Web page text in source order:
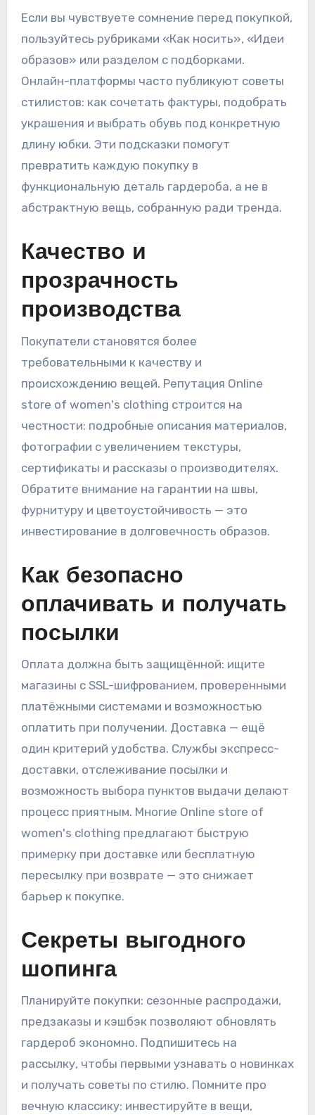
Если вы чувствуете сомнение перед покупкой,
пользуйтесь рубриками «Как носить», «Идеи
образов» или разделом с подборками.
Онлайн-платформы часто публикуют советы
стилистов: как сочетать фактуры, подобрать
украшения и выбрать обувь под конкретную
длину юбки. Эти подсказки помогут
превратить каждую покупку в
функциональную деталь гардероба, а не в
абстрактную вещь, собранную ради тренда.
Качество и
прозрачность
производства
Покупатели становятся более
требовательными к качеству и
происхождению вещей. Репутация Online
store of women's clothing строится на
честности: подробные описания материалов,
фотографии с увеличением текстуры,
сертификаты и рассказы о производителях.
Обратите внимание на гарантии на швы,
фурнитуру и цветоустойчивость — это
инвестирование в долговечность образов.
Как безопасно
оплачивать и получать
посылки
Оплата должна быть защищённой: ищите
магазины с SSL-шифрованием, проверенными
платёжными системами и возможностью
оплатить при получении. Доставка — ещё
один критерий удобства. Службы экспресс-
доставки, отслеживание посылки и
возможность выбора пунктов выдачи делают
процесс приятным. Многие Online store of
women's clothing предлагают быструю
примерку при доставке или бесплатную
пересылку при возврате — это снижает
барьер к покупке.
Секреты выгодного
шопинга
Планируйте покупки: сезонные распродажи,
предзаказы и кэшбэк позволяют обновлять
гардероб экономно. Подпишитесь на
рассылку, чтобы первыми узнавать о новинках
и получать советы по стилю. Помните про
вечную классику: инвестируйте в вещи,